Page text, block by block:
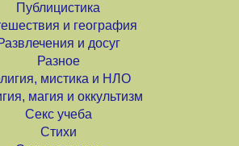
Публицистика
и география
и досуг
Разное
мистика и НЛО
магия и оккультизм
Секс учеба
Стихи